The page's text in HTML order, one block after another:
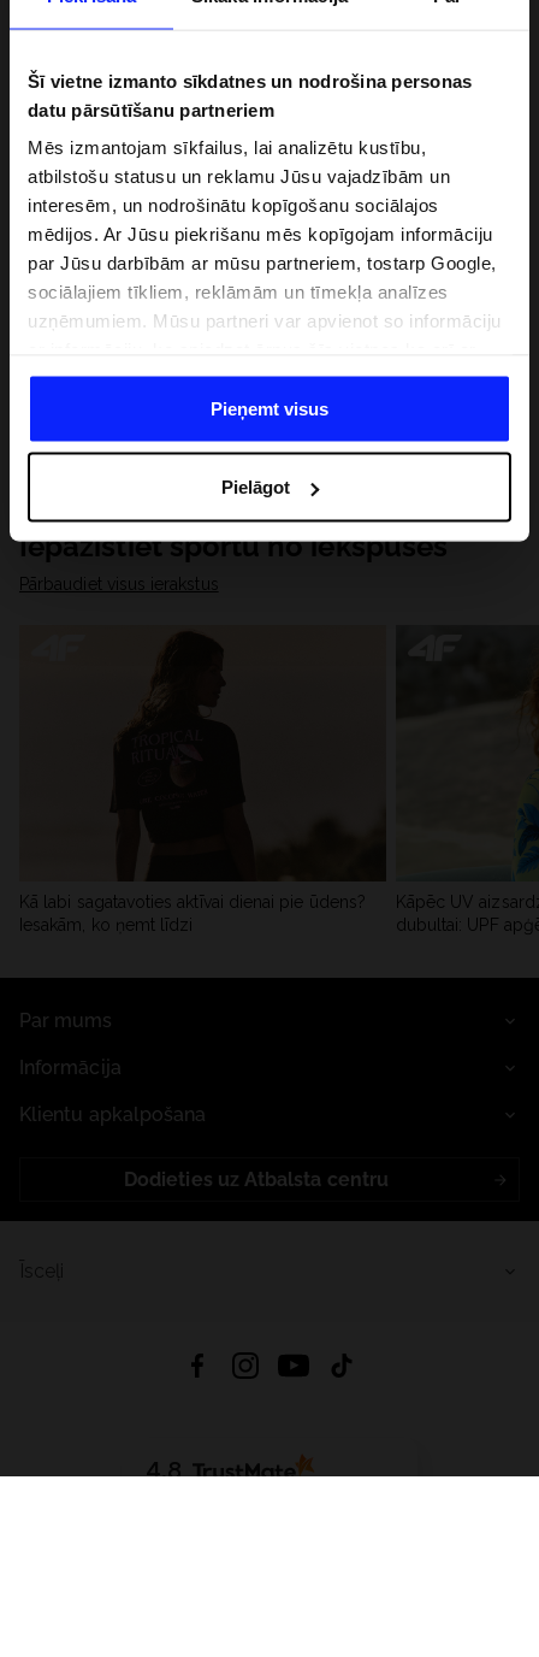
Šī vietne izmanto sīkdatnes un nodrošina personas
datu pārsūtīšanu partneriem
Mēs izmantojam sīkfailus, lai analizētu kustību,
atbilstošu statusu un reklamu Jūsu vajadzībām un
interesēm, un nodrošinātu kopīgošanu sociālajos
mēdijos. Ar Jūsu piekrišanu mēs kopīgojam informāciju
par Jūsu darbībām ar mūsu partneriem, tostarp Google,
sociālajiem tīkliem, reklāmām un tīmekļa analīzes
uzņēmumiem. Mūsu partneri var apvienot so informāciju
datiem, ko viņi iegūst, izmantojot viņu pakalpojumus. Ar
Jūsu atļauju, mēs varam pārsūtīt Jūsu personas datus
saviem partneriem, lai uzlabotu veidu, kadā tiek rādīta
saturu un uzlabotu mūsu partneru piedāvātos risinajumus
( piem. socialos tīklus). Detalizētu informāciju var atrast
mūsu Privātuma politikā un sadaļā "Detaļas".
Pieņemt visus
Pielāgot
Iepazīstiet sportu no iekšpuses
Pārbaudiet visus ierakstus
Kā labi sagatavoties aktīvai dienai pie ūdens?
Iesakām, ko ņemt līdzi
Kāpēc UV
dubultai: UPF
Par mums
Informācija
Klientu apkalpošana
Dodieties uz Atbalsta centru
4.8